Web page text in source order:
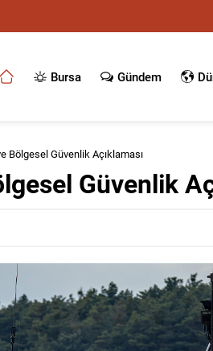
Bursa Gündem
Bölgesel Güvenlik Açıklaması
Güvenlik